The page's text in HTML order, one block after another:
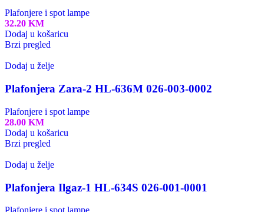
Plafonjere i spot lampe
32.20 KM
Dodaj u košaricu
Brzi pregled
Dodaj u želje
Plafonjera Zara-2 HL-636M 026-003-0002
Plafonjere i spot lampe
28.00 KM
Dodaj u košaricu
Brzi pregled
Dodaj u želje
Plafonjera Ilgaz-1 HL-634S 026-001-0001